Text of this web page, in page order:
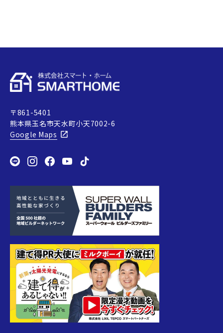
〒861-5401
熊本県玉名市天水町小天7002-6
Google Maps